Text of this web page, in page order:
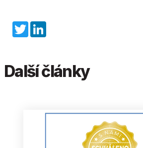
Twitter
Další články